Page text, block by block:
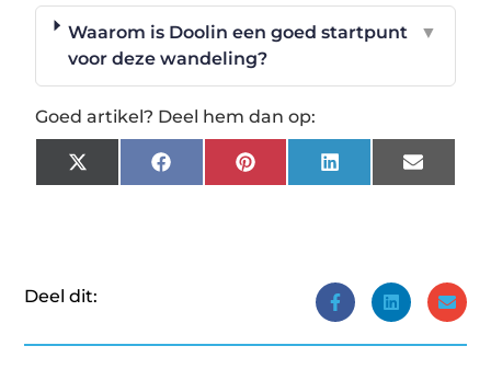
Waarom is Doolin een goed startpunt
voor deze wandeling?
▼
Goed artikel? Deel hem dan op:
X
(Twitter)
FacebookPinterestLinkedInEmail
Deel dit: